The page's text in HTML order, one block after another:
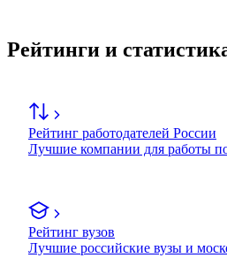
Рейтинги и
Рейтинг работодателей России
Лучшие компании для работы
Рейтинг вузов
Лучшие российские вузы и